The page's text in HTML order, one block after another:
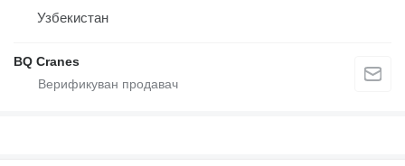
Узбекистан
BQ Cranes